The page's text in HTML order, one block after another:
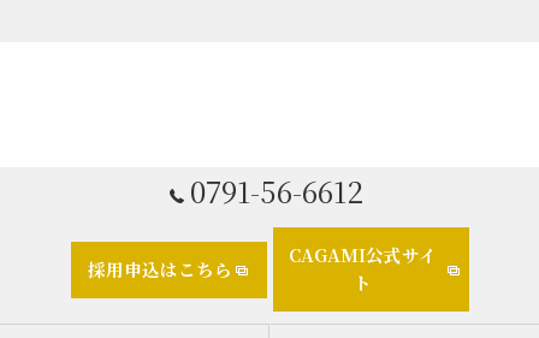
0791-56-6612
採用申込はこちら
CAGAMI公式サイ
ト